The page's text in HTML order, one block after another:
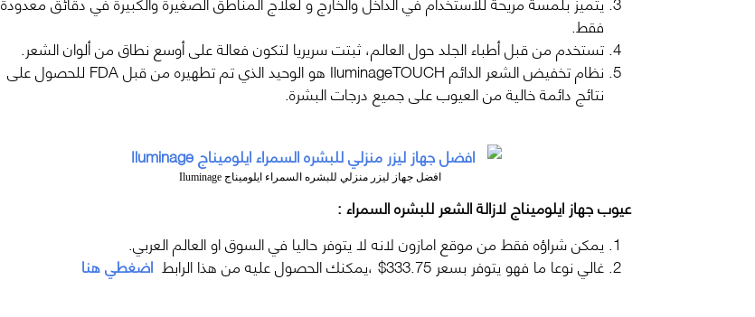
فقط.
تستخدم من قبل أطباء الجلد حول العالم، ثبتت سريريا لتكون فعالة على أوسع نطاق من ألوان الشعر.
نظام تخفيض الشعر الدائم IluminageTOUCH هو الوحيد الذي تم تطهيره من قبل FDA للحصول على
نتائج دائمة خالية من العيوب على جميع درجات البشرة.
افضل جهاز ليزر منزلي للبشره السمراء ايلوميناج Iluminage
عيوب جهاز ايلوميناج لازالة الشعر للبشره السمراء :
يمكن شراؤه فقط من موقع امازون لانه لا يتوفر حاليا في السوق او العالم العربي.
غالي نوعا ما فهو يتوفر بسعر 333.75$ ،يمكنك الحصول عليه من هذا الرابط اضغطي هنا